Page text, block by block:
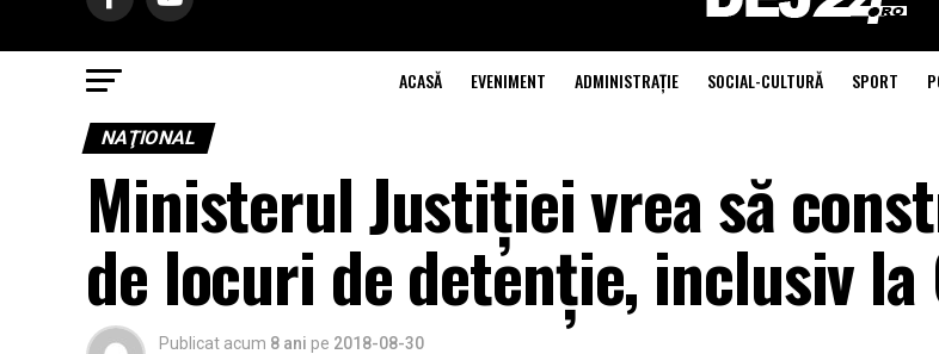
ACASĂ EVENIMENT ADMINISTRAŢIE SOCIAL-CULTURĂ SPORT
NAŢIONAL
Ministerul Justiţiei vrea să
de locuri de detenţie, inclusiv la
Publicat acum 8 ani pe 2018-08-30